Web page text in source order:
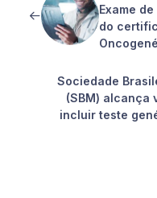
Exame
do
Sociedade
(SBM) alcança
incluir teste